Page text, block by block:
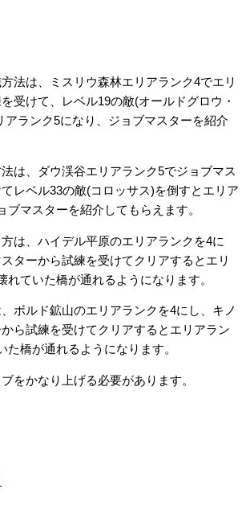
法は、ミスリウ森林エリアランク4でエリ
受けて、レベル19の敵(オールドグロウ・
アランク5になり、ジョブマスターを紹介
は、ダウ渓谷エリアランク5でジョブマス
レベル33の敵(コロッサス)を倒すとエリア
ブマスターを紹介してもらえます。
は、ハイデル平原のエリアランクを4に
ターから試練を受けてクリアするとエリ
れていた橋が通れるようになります。
ボルド鉱山のエリアランクを4にし、キノ
ら試練を受けてクリアするとエリアラン
た橋が通れるようになります。
をかなり上げる必要があります。